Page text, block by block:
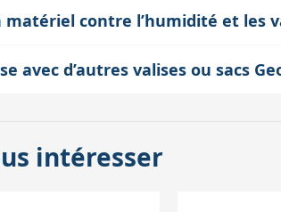
donc d’une protection accrue sans
contre l’humidité et les
elle, est hermétique et robuste pour
avec d’autres valises ou sacs
protection moindre.
intéresser